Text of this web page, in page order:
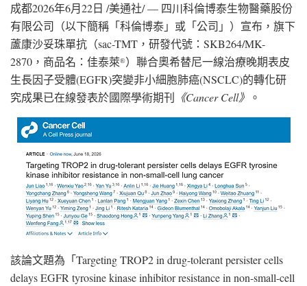
成都2026年6月22日 /美通社/ — 四川科倫博泰生物醫藥股份
有限公司（以下簡稱「科倫博泰」或「公司」）宣布，旗下
蘆康沙妥珠單抗（sac-TMT，研發代號：SKB264/MK-
2870，商品名：佳泰萊®）聯合奧希替尼一線治療晚期表皮
生長因子受體(EGFR)突變非小細胞肺癌(NSCLC)的轉化研
究成果已在線發表於國際學術期刊 《Cancer Cell》 。
該論文題為「Targeting TROP2 in drug-tolerant persister cells
delays EGFR tyrosine kinase inhibitor resistance in non-small-cell